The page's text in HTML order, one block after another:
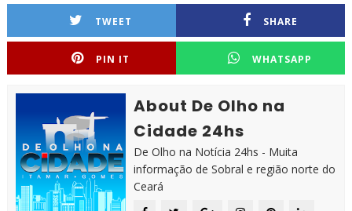
TWEET SHARE
PIN IT WHATSAPP
About De Olho na
Cidade 24hs
De Olho na Notícia 24hs - Muita
informação de Sobral e região norte do
Ceará